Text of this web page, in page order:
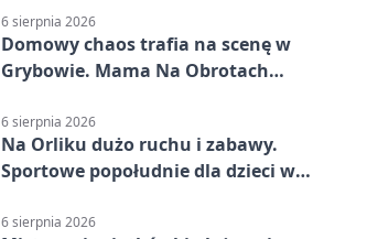
6 sierpnia 2026
Domowy chaos trafia na scenę w
Grybowie. Mama Na Obrotach
6 sierpnia 2026
Na Orliku dużo ruchu i zabawy.
Sportowe popołudnie dla dzieci w
6 sierpnia 2026